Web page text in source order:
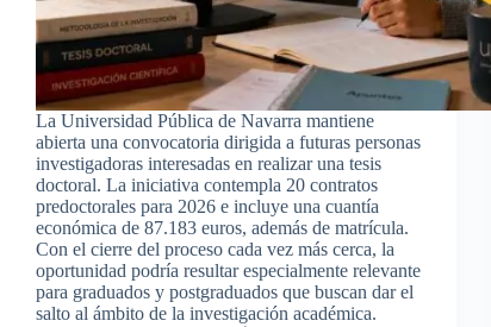
La Universidad Pública de Navarra mantiene
abierta una convocatoria dirigida a futuras personas
investigadoras interesadas en realizar una tesis
doctoral. La iniciativa contempla 20 contratos
predoctorales para 2026 e incluye una cuantía
económica de 87.183 euros, además de matrícula.
Con el cierre del proceso cada vez más cerca, la
oportunidad podría resultar especialmente relevante
para graduados y postgraduados que buscan dar el
salto al ámbito de la investigación académica.